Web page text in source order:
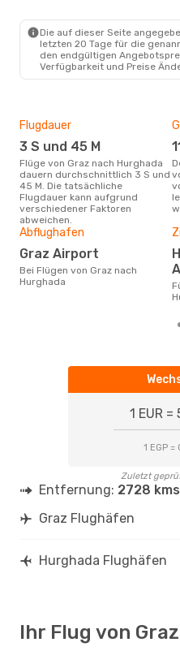
EurowingsDirekt
GRZ- HRG
Pegasus Airlines
1 Zwischenstopp
HRG- GRZ
Die auf dieser Seite
letzten 20 Tage für die
den endgültigen
Verfügbarkeit und Preise
Flugdauer
3 S und 45 M
Flüge von Graz nach Hurghada
dauern durchschnittlich 3 S und
45 M. Die tatsächliche
Flugdauer kann aufgrund
verschiedener Faktoren
abweichen.
Der günstigste einfache Flug
Abflughafen
Graz Airport
Bei Flügen von Graz nach
Hurghada
Hurghada International
Für die Strecke von Graz nach
1 EUR =
1 EGP =
Zuletzt
Entfernung: 2728 kms
Graz Flughäfen
Hurghada Flughäfen
Ihr Flug von